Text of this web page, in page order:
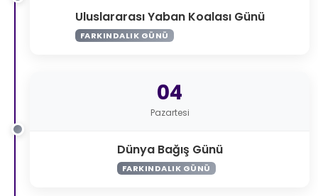
Uluslararası Yaban Koalası Günü
FARKINDALIK GÜNÜ
04
Pazartesi
Dünya Bağış Günü
FARKINDALIK GÜNÜ